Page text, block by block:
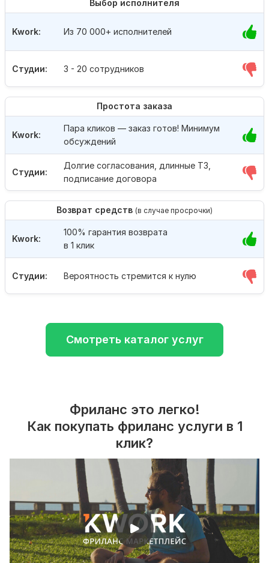
Выбор исполнителя
Студии: 3 - 20 сотрудников
Kwork: Из 70 000+ исполнителей
Простота заказа
Студии:
Долгие согласования, длинные ТЗ,
подписание договора
Kwork:
Пара кликов — заказ готов! Минимум
обсуждений
Возврат средств (в случае просрочки)
Студии: Вероятность стремится к нулю
Kwork:
100% гарантия возврата
в 1 клик
Смотреть каталог услуг
Фриланс это легко!
Как покупать фриланс услуги в 1
клик?